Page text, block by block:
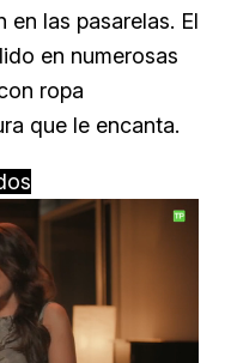
las pasarelas. El
en numerosas
ropa
que le encanta.